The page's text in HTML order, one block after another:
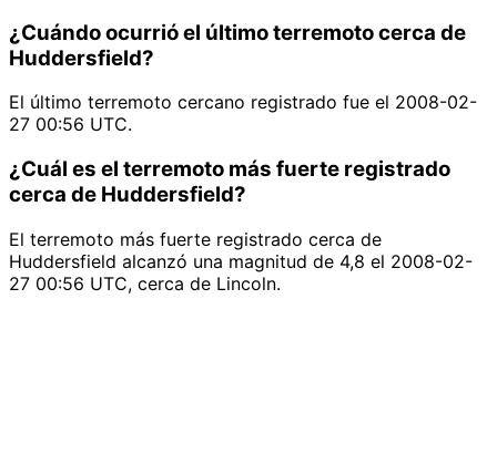
¿Cuándo ocurrió el último terremoto cerca de
Huddersfield?
El último terremoto cercano registrado fue el 2008-02-
27 00:56 UTC.
¿Cuál es el terremoto más fuerte registrado
cerca de Huddersfield?
El terremoto más fuerte registrado cerca de
Huddersfield alcanzó una magnitud de 4,8 el 2008-02-
27 00:56 UTC, cerca de Lincoln.